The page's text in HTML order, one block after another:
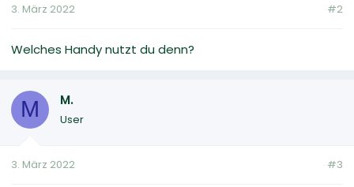
3. März 2022 #2
Welches Handy nutzt du denn?
M M.
User
3. März 2022 #3